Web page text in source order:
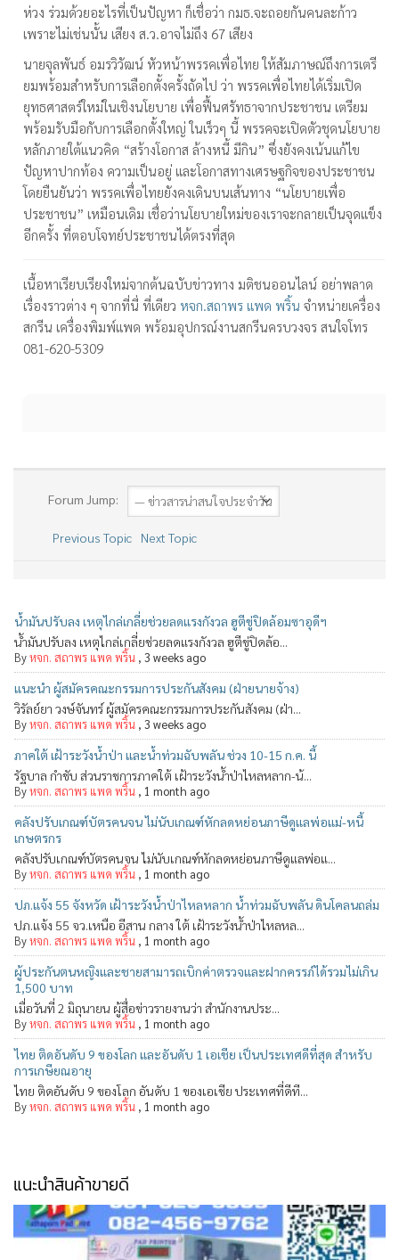
ห่วง ร่วมด้วยอะไรที่เป็นปัญหา ก็เชื่อว่า กมธ.จะถอยกันคนละก้าว
เพราะไม่เช่นนั้น เสียง ส.ว.อาจไม่ถึง 67 เสียง
นายจุลพันธ์ อมรวิวัฒน์ หัวหน้าพรรคเพื่อไทย ให้สัมภาษณ์ถึงการเตรี
ยมพร้อมสำหรับการเลือกตั้งครั้งถัดไป ว่า พรรคเพื่อไทยได้เริ่มเปิด
ยุทธศาสตร์ใหม่ในเชิงนโยบาย เพื่อฟื้นศรัทธาจากประชาชน เตรียม
พร้อมรับมือกับการเลือกตั้งใหญ่ ในเร็วๆ นี้ พรรคจะเปิดตัวชุดนโยบาย
หลักภายใต้แนวคิด “สร้างโอกาส ล้างหนี้ มีกิน” ซึ่งยังคงเน้นแก้ไข
ปัญหาปากท้อง ความเป็นอยู่ และโอกาสทางเศรษฐกิจของประชาชน
โดยยืนยันว่า พรรคเพื่อไทยยังคงเดินบนเส้นทาง “นโยบายเพื่อ
ประชาชน” เหมือนเดิม เชื่อว่านโยบายใหม่ของเราจะกลายเป็นจุดแข็ง
อีกครั้ง ที่ตอบโจทย์ประชาชนได้ตรงที่สุด
เนื้อหาเรียบเรียงใหม่จากต้นฉบับข่าวทาง มติชนออนไลน์ อย่าพลาด
เรื่องราวต่าง ๆ จากที่นี่ ที่เดียว หจก.สถาพร แพด พริ้น จำหน่ายเครื่อง
สกรีน เครื่องพิมพ์แพด พร้อมอุปกรณ์งานสกรีนครบวงจร สนใจโทร
081-620-5309
Forum Jump:
Previous Topic Next Topic
น้ำมันปรับลง เหตุไกล่เกลี่ยช่วยลดแรงกังวล ฮูตีขู่ปิดล้อมซาอุดีฯ
น้ำมันปรับลง เหตุไกล่เกลี่ยช่วยลดแรงกังวล ฮูตีขู่ปิดล้อ...
Byหจก. สถาพร แพด พริ้น , 3 weeks ago
แนะนำ ผู้สมัครคณะกรรมการประกันสังคม (ฝ่ายนายจ้าง)
วิรัลย์ยา วงษ์จันทร์ ผู้สมัครคณะกรรมการประกันสังคม (ฝ่า...
Byหจก. สถาพร แพด พริ้น , 3 weeks ago
ภาคใต้ เฝ้าระวังน้ำป่า และน้ำท่วมฉับพลัน ช่วง 10-15 ก.ค. นี้
รัฐบาล กำชับ ส่วนราชการภาคใต้ เฝ้าระวังน้ำป่าไหลหลาก-น้...
Byหจก. สถาพร แพด พริ้น , 1 month ago
คลังปรับเกณฑ์บัตรคนจน ไม่นับเกณฑ์หักลดหย่อนภาษีดูแลพ่อแม่-หนี้
เกษตรกร
คลังปรับเกณฑ์บัตรคนจน ไม่นับเกณฑ์หักลดหย่อนภาษีดูแลพ่อแ...
Byหจก. สถาพร แพด พริ้น , 1 month ago
ปภ.แจ้ง 55 จังหวัด เฝ้าระวังน้ำป่าไหลหลาก น้ำท่วมฉับพลัน ดินโคลนถล่ม
ปภ.แจ้ง 55 จว.เหนือ อีสาน กลาง ใต้ เฝ้าระวังน้ำป่าไหลหล...
Byหจก. สถาพร แพด พริ้น , 1 month ago
ผู้ประกันตนหญิงและชายสามารถเบิกค่าตรวจและฝากครรภ์ได้รวมไม่เกิน
1,500 บาท
เมื่อวันที่ 2 มิถุนายน ผู้สื่อข่าวรายงานว่า สำนักงานประ...
Byหจก. สถาพร แพด พริ้น , 1 month ago
ไทย ติดอันดับ 9 ของโลก และอันดับ 1 เอเชีย เป็นประเทศดีที่สุด สำหรับ
การเกษียณอายุ
ไทย ติดอันดับ 9 ของโลก อันดับ 1 ของเอเชีย ประเทศที่ดีที...
Byหจก. สถาพร แพด พริ้น , 1 month ago
แนะนำสินค้าขายดี